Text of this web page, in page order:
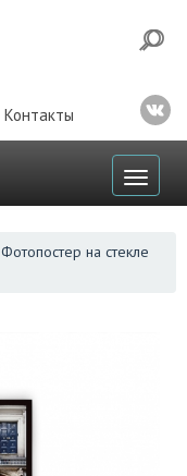
Контакты
Фотопостер на стекле